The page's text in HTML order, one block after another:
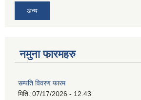
अन्य
नमुना फारमहरु
सम्पति विवरण फारम
मिति: 07/17/2026 - 12:43